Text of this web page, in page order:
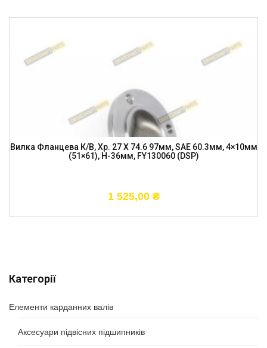
Категорії
Елементи карданних валів
Аксесуари підвісних підшипників
Вилка Фланцева К/в, Хр. 27 X 74.6 97мм, SAE 60.3мм, 4×10мм
(51×61), H-36мм, FY130060 (DSP)
1 525,00 ₴